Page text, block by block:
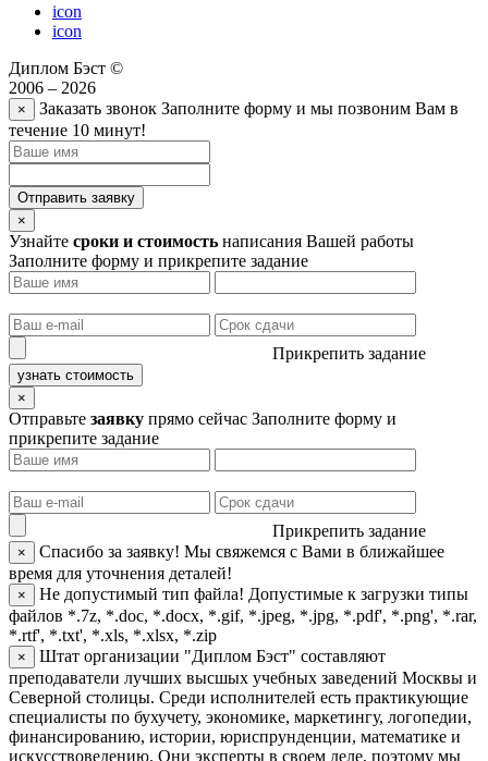
icon
icon
Диплом Бэст ©
2006 – 2026
× Заказать звонок Заполните форму и мы позвоним Вам в
течение 10 минут!
Отправить заявку
×
Узнайте сроки и стоимость написания Вашей работы
Заполните форму и прикрепите задание
Прикрепить задание
узнать стоимость
×
Отправьте заявку прямо сейчас Заполните форму и
прикрепите задание
Прикрепить задание
× Спасибо за заявку! Мы свяжемся с Вами в ближайшее
время для уточнения деталей!
× Не допустимый тип файла! Допустимые к загрузки типы
файлов *.7z, *.doc, *.docx, *.gif, *.jpeg, *.jpg, *.pdf', *.png', *.rar,
*.rtf', *.txt', *.xls, *.xlsx, *.zip
×
Штат организации "Диплом Бэст" составляют
преподаватели лучших высшых учебных заведений Москвы и
Северной столицы. Среди исполнителей есть практикующие
специалисты по бухучету, экономике, маркетингу, логопедии,
финансированию, истории, юриспрунденции, математике и
искусствоведению. Они эксперты в своем деле, поэтому мы